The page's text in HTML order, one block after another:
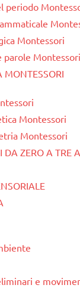
periodo
Montessori
parole Montessori
MONTESSORI
Montessori
Montessori
DA ZERO A TRE
e